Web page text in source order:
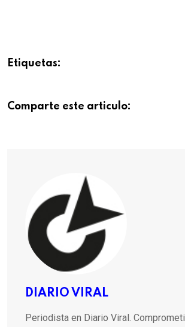
Etiquetas:
Comparte este articulo:
DIARIO VIRAL
Periodista en Diario Viral.